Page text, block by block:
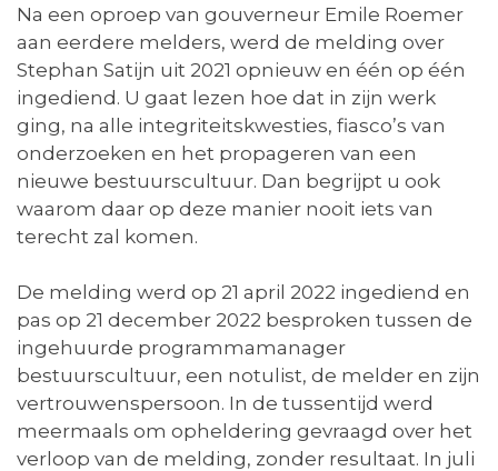
Na een oproep van gouverneur Emile Roemer
aan eerdere melders, werd de melding over
Stephan Satijn uit 2021 opnieuw en één op één
ingediend. U gaat lezen hoe dat in zijn werk
ging, na alle integriteitskwesties, fiasco’s van
onderzoeken en het propageren van een
nieuwe bestuurscultuur. Dan begrijpt u ook
waarom daar op deze manier nooit iets van
terecht zal komen.
De melding werd op 21 april 2022 ingediend en
pas op 21 december 2022 besproken tussen de
ingehuurde programmamanager
bestuurscultuur, een notulist, de melder en zijn
vertrouwenspersoon. In de tussentijd werd
meermaals om opheldering gevraagd over het
verloop van de melding, zonder resultaat. In juli